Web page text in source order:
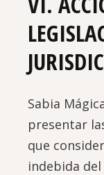
Sabia
presentar
que
indebida